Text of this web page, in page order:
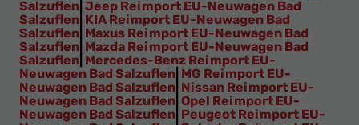
Salzuflen Jeep Reimport EU-Neuwagen Bad
Salzuflen KIA Reimport EU-Neuwagen Bad
Salzuflen Maxus Reimport EU-Neuwagen Bad
Salzuflen Mazda Reimport EU-Neuwagen Bad
Salzuflen Mercedes-Benz Reimport EU-
Neuwagen Bad Salzuflen MG Reimport EU-
Neuwagen Bad Salzuflen Nissan Reimport EU-
Neuwagen Bad Salzuflen Opel Reimport EU-
Neuwagen Bad Salzuflen Peugeot Reimport EU-